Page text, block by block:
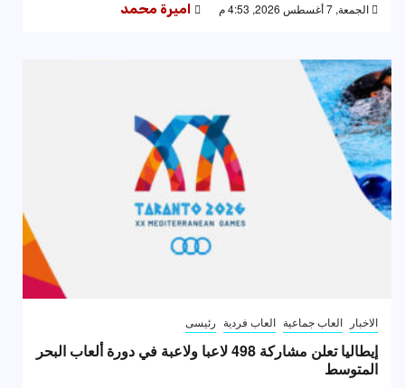
الجمعة, 7 أغسطس 2026, 4:53 م اميرة محمد
الاخبار العاب جماعية العاب فردية رئيسى
إيطاليا تعلن مشاركة 498 لاعبا ولاعبة في دورة ألعاب البحر
المتوسط